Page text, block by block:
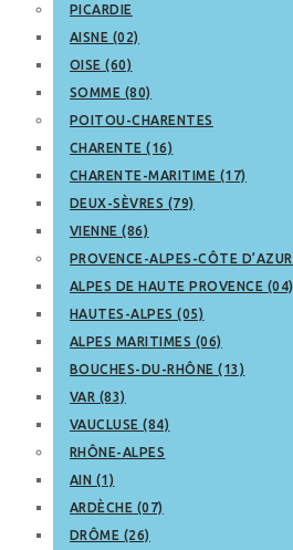
PICARDIE
AISNE (02)
OISE (60)
SOMME (80)
POITOU-CHARENTES
CHARENTE (16)
CHARENTE-MARITIME (17)
DEUX-SÈVRES (79)
VIENNE (86)
PROVENCE-ALPES-CÔTE D’AZUR
ALPES DE HAUTE PROVENCE (04)
HAUTES-ALPES (05)
ALPES MARITIMES (06)
BOUCHES-DU-RHÔNE (13)
VAR (83)
VAUCLUSE (84)
RHÔNE-ALPES
AIN (1)
ARDÈCHE (07)
DRÔME (26)